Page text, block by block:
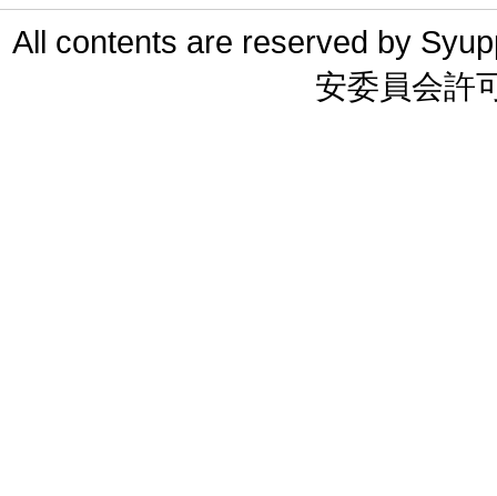
All contents are reserved by
安委員会許